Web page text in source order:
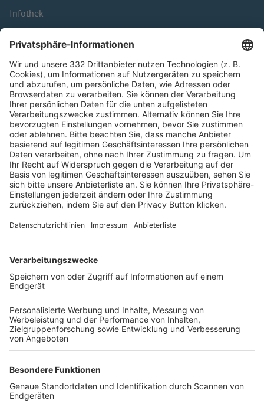
Infothek
Kontakt
HÄUFIG BESUCHTE SEITEN
Pässe und Vereinswechsel
Trainerausbildung
Schulungsangebot Vereinsmitarbeiter
BFV-Geschäftsstellen
Trainerbörse
Login SpielPlus
FOLGE DEM BFV
TOP-VEREINE
TOP-PARTNER